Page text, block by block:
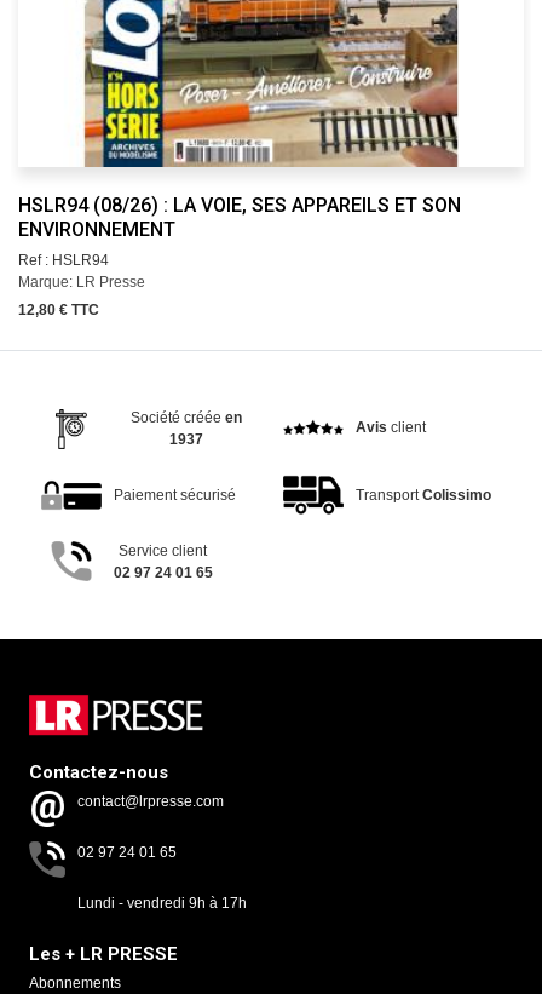
HSLR94 (08/26) : LA VOIE, SES APPAREILS ET SON
ENVIRONNEMENT
Ref : HSLR94
Marque: LR Presse
12,80 € TTC
Société créée en
1937
Avis client
Paiement sécurisé TransportColissimo
Service client
02 97 24 01 65
Contactez-nous
contact@lrpresse.com
02 97 24 01 65
Lundi - vendredi 9h à 17h
Les + LR PRESSE
Abonnements